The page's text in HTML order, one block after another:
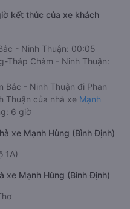
kết thúc của xe khách
- Ninh Thuận: 00:05
Tháp Chàm - Ninh Thuận:
Bắc - Ninh Thuận đi Phan
Thuận của nhà xe Mạnh
6 giờ
xe Mạnh Hùng (Bình Định)
1A)
xe Mạnh Hùng (Bình Định)